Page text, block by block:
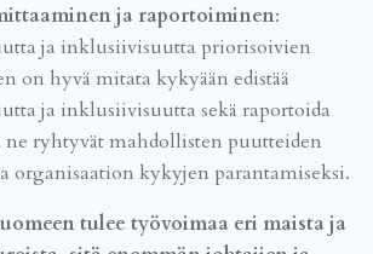
ja raportoiminen:
ja inklusiivisuutta priorisoivien
on hyvä mitata kykyään edistää
ja inklusiivisuutta sekä raportoida
ryhtyvät mahdollisten puutteiden
organisaation kykyjen parantamiseksi.
tulee työvoimaa eri maista ja